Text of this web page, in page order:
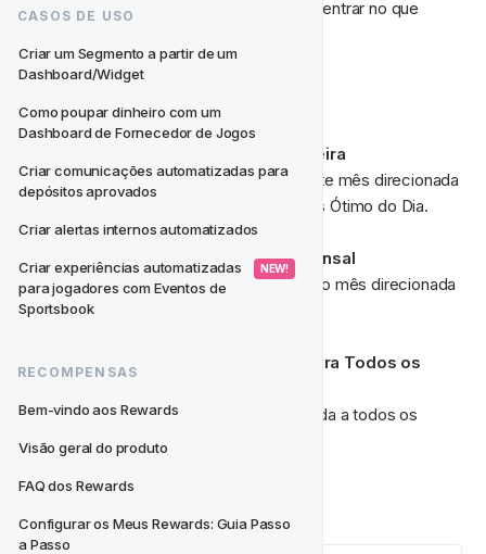
CASOS DE USO
Criar um Segmento a partir de um
Dashboard/Widget
Como poupar dinheiro com um
Dashboard de Fornecedor de Jogos
Criar comunicações automatizadas para
depósitos aprovados
Criar alertas internos automatizados
Criar experiências automatizadas
para jogadores com Eventos de
Sportsbook
NEW!
RECOMPENSAS
Bem-vindo aos Rewards
Visão geral do produto
FAQ dos Rewards
Configurar os Meus Rewards: Guia Passo
a Passo
repetitivas para que você possa se concentrar no que
Criar uma Atividade toda sexta-feira deste mês direcionada
a jogadores portugueses no Horário Mais Ótimo do Dia.
💡
Gatilho de Mudança de Aposta Mensal
Executar uma Atividade no primeiro dia do mês direcionada
a todos os jogadores VIP às 12:00 UTC.
📅 Calendário Diário de Atividades para Todos os
Agendar uma Atividade por dia direcionada a todos os
jogadores no Horário Mais Ótimo do Dia.